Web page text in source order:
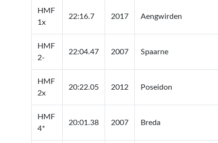
HMF
1x
22:16.7 2017 Aengwirden
HMF
2-
22:04.47 2007 Spaarne
HMF
2x
20:22.05 2012 Poseidon
HMF
4*
20:01.38 2007 Breda